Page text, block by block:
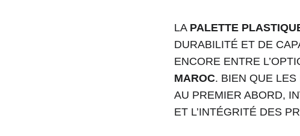
LA PALETTE
DURABILITÉ ET DE
ENCORE ENTRE
MAROC. BIEN QUE
AU PREMIER ABORD,
ET L’INTÉGRITÉ DES